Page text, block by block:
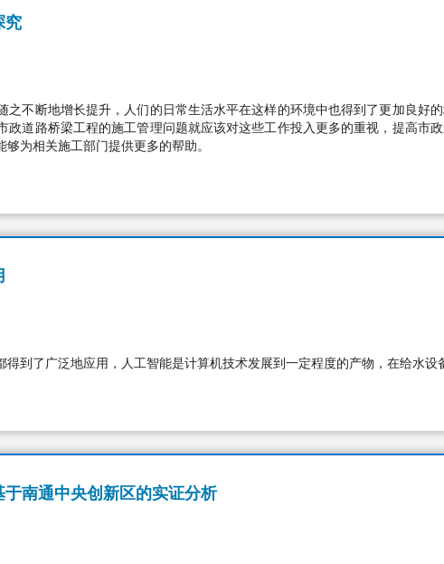
究
之不断地增长提升，人们的日常生活水平在这样的环境中也得到了更加良
政道路桥梁工程的施工管理问题就应该对这些工作投入更多的重视，提高
为相关施工部门提供更多的帮助。
到了广泛地应用，人工智能是计算机技术发展到一定程度的产物，在给水
南通中央创新区的实证分析